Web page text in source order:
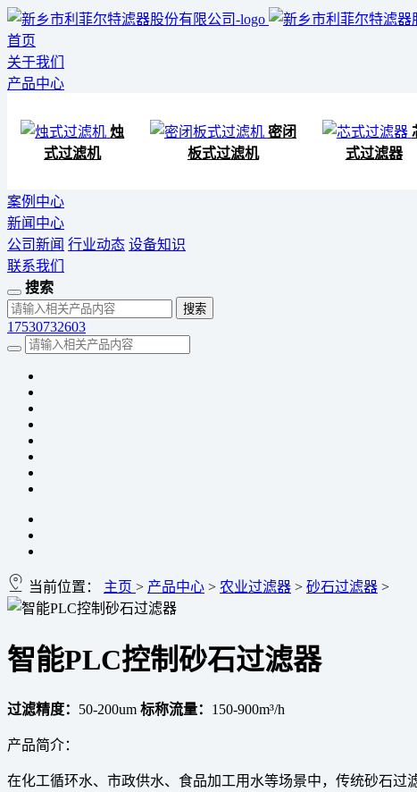
首页
关于我们
产品中心
烛
式过滤机
密闭
板式过滤机
式过滤器
案例中心
新闻中心
公司新闻 行业动态 设备知识
联系我们
搜索
17530732603
当前位置： 主页 > 产品中心 > 农业过滤器 > 砂石过滤器 >
智能PLC控制砂石过滤器
过滤精度： 50-200um 标称流量： 150-900m³/h
产品简介：
在化工循环水、市政供水、食品加工用水等场景中，传统砂石